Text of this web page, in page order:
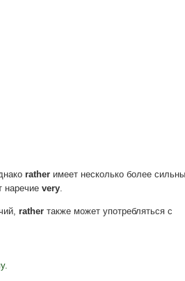
rather имеет несколько более
наречие very
rather также может употребляться с